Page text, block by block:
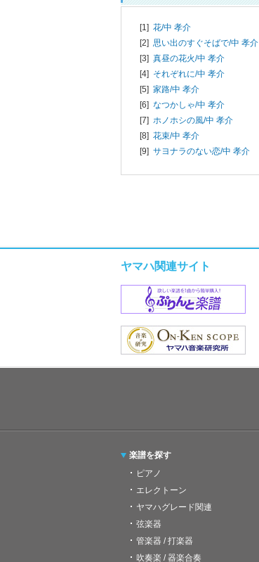
[1] 花/中 孝介
[2] 思い出のすぐそばで/中 孝介
[3] 真昼の花火/中 孝介
[4] それぞれに/中 孝介
[5] 家路/中 孝介
[6] なつかしゃ/中 孝介
[7] ホノホシの風/中 孝介
[8] 花束/中 孝介
[9] サヨナラのない恋/中 孝介
ヤマハ関連サイト
楽譜を探す
ピアノ
エレクトーン
ヤマハグレード関連
弦楽器
管楽器 / 打楽器
吹奏楽 / 器楽合奏